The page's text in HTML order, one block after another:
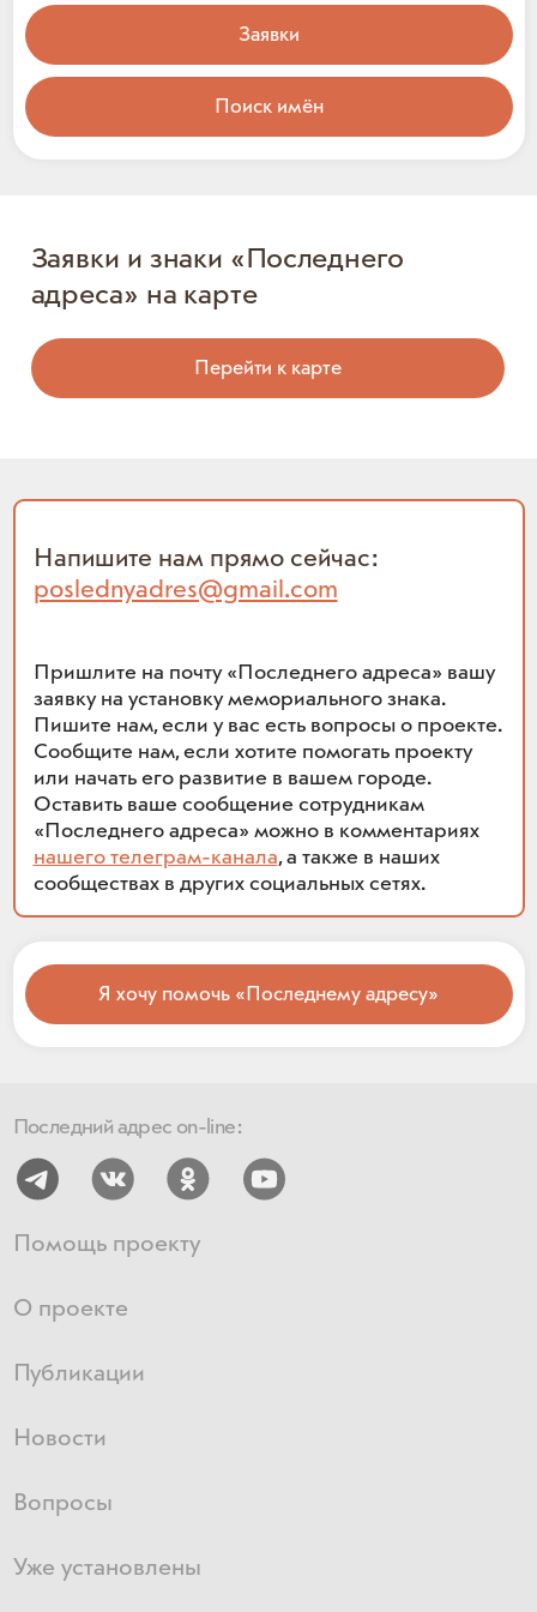
Заявки
Поиск имён
Заявки и знаки «Последнего
адреса» на карте
Перейти к карте
Напишите нам прямо сейчас:
poslednyadres@gmail.com
Пришлите на почту «Последнего адреса» вашу
заявку на установку мемориального знака.
Пишите нам, если у вас есть вопросы о проекте.
Сообщите нам, если хотите помогать проекту
или начать его развитие в вашем городе.
Оставить ваше сообщение сотрудникам
«Последнего адреса» можно в комментариях
нашего телеграм-канала, а также в наших
сообществах в других социальных сетях.
Я хочу помочь «Последнему адресу»
Последний адрес on-line:
Помощь проекту
О проекте
Публикации
Новости
Вопросы
Уже установлены